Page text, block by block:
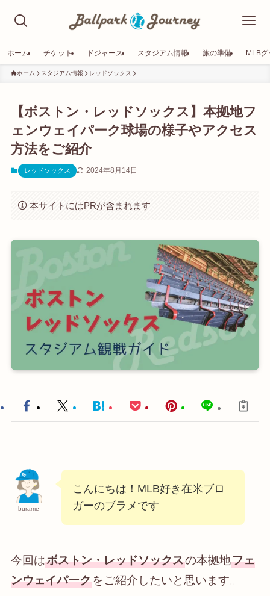
ホーム チケット ドジャース スタジアム情報 旅の準備 MLB
ホーム スタジアム情報 レッドソックス
【ボストン・レッドソックス】本拠地フ
ェンウェイパーク球場の様子やアクセス
方法をご紹介
レッドソックス 2024年8月14日
本サイトにはPRが含まれます
burame
こんにちは！MLB好き在米ブロ
ガーのブラメです
今回はボストン・レッドソックスの本拠地フェ
ンウェイパークをご紹介したいと思います。